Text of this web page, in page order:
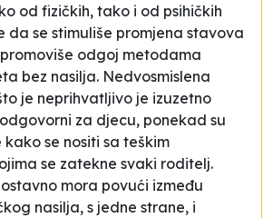
od fizičkih, tako i od psihičkih
da se stimuliše promjena stavova
odgoj metodama
bez nasilja. Nedvosmislena
je neprihvatljivo je izuzetno
za djecu, ponekad su
kako se nositi sa teškim
se zatekne svaki roditelj.
mora povući između
nasilja, s jedne strane, i